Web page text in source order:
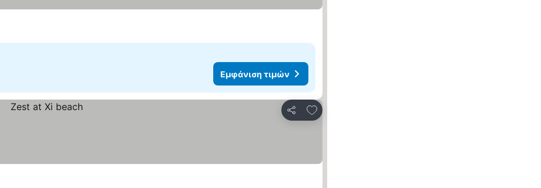
Εμφάνιση τιμών
Κοινοποίηση
Προσθήκη στα αγαπημένα